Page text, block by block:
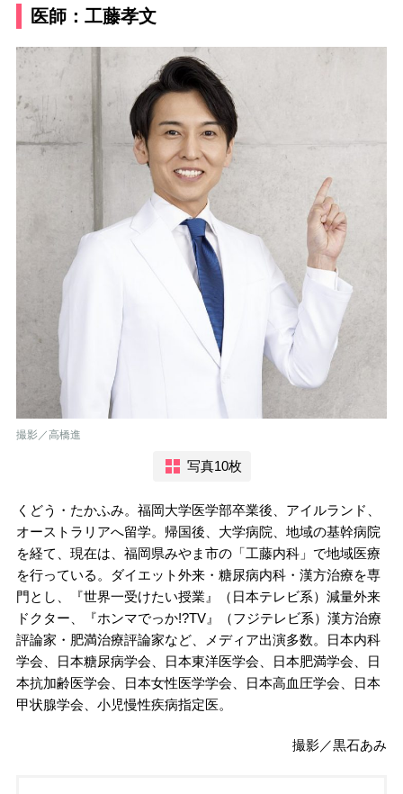
医師：工藤孝文
撮影／高橋進
写真10枚
くどう・たかふみ。福岡大学医学部卒業後、アイルランド、
オーストラリアへ留学。帰国後、大学病院、地域の基幹病院
を経て、現在は、福岡県みやま市の「工藤内科」で地域医療
を行っている。ダイエット外来・糖尿病内科・漢方治療を専
門とし、『世界一受けたい授業』（日本テレビ系）減量外来
ドクター、『ホンマでっか!?TV』（フジテレビ系）漢方治療
評論家・肥満治療評論家など、メディア出演多数。日本内科
学会、日本糖尿病学会、日本東洋医学会、日本肥満学会、日
本抗加齢医学会、日本女性医学学会、日本高血圧学会、日本
甲状腺学会、小児慢性疾病指定医。
撮影／黒石あみ